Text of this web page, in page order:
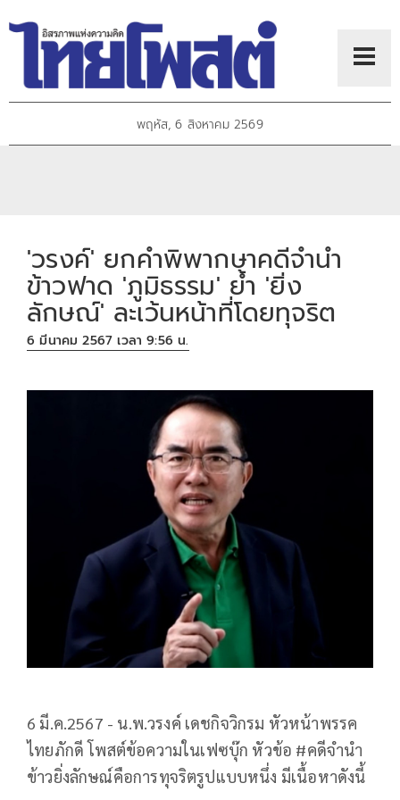
พฤหัส, 6 สิงหาคม 2569
'วรงค์' ยกคำพิพากษาคดีจำนำ
ข้าวฟาด 'ภูมิธรรม' ย้ำ 'ยิ่ง
ลักษณ์' ละเว้นหน้าที่โดยทุจริต
6 มีนาคม 2567 เวลา 9:56 น.
6 มี.ค.2567 - น.พ.วรงค์ เดชกิจวิกรม หัวหน้าพรรค
ไทยภักดี โพสต์ข้อความในเฟซบุ๊ก หัวข้อ #คดีจำนำ
ข้าวยิ่งลักษณ์คือการทุจริตรูปแบบหนึ่ง มีเนื้อหาดังนี้